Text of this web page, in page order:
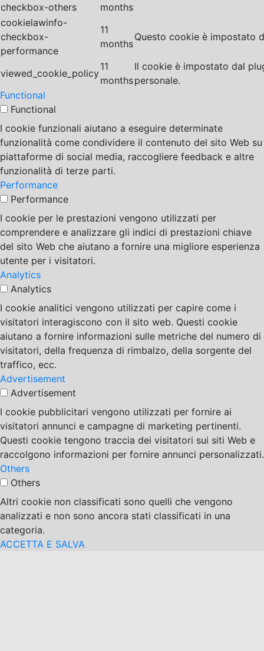
checkbox-others
months
cookielawinfo-
checkbox-
performance
11
months
Questo cookie è impostato
viewed_cookie_policy
11
months
Il cookie è impostato dal
personale.
Functional
Functional
I cookie funzionali aiutano a eseguire determinate
funzionalità come condividere il contenuto del sito Web su
piattaforme di social media, raccogliere feedback e altre
funzionalità di terze parti.
Performance
Performance
I cookie per le prestazioni vengono utilizzati per
comprendere e analizzare gli indici di prestazioni chiave
del sito Web che aiutano a fornire una migliore esperienza
utente per i visitatori.
Analytics
Analytics
I cookie analitici vengono utilizzati per capire come i
visitatori interagiscono con il sito web. Questi cookie
aiutano a fornire informazioni sulle metriche del numero di
visitatori, della frequenza di rimbalzo, della sorgente del
traffico, ecc.
Advertisement
Advertisement
I cookie pubblicitari vengono utilizzati per fornire ai
visitatori annunci e campagne di marketing pertinenti.
Questi cookie tengono traccia dei visitatori sui siti Web e
raccolgono informazioni per fornire annunci personalizzati.
Others
Others
Altri cookie non classificati sono quelli che vengono
analizzati e non sono ancora stati classificati in una
categoria.
ACCETTA E SALVA